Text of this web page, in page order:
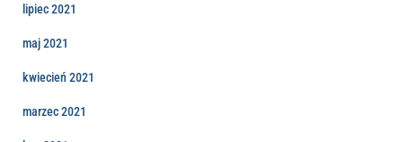
lipiec 2021
maj 2021
kwiecień 2021
marzec 2021